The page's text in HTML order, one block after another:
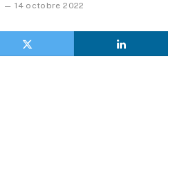
14 octobre 2022